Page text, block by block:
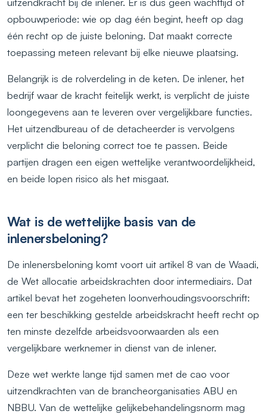
opbouwperiode: wie op dag één begint, heeft op dag
één recht op de juiste beloning. Dat maakt correcte
toepassing meteen relevant bij elke nieuwe plaatsing.
Belangrijk is de rolverdeling in de keten. De inlener, het
bedrijf waar de kracht feitelijk werkt, is verplicht de juiste
loongegevens aan te leveren over vergelijkbare functies.
Het uitzendbureau of de detacheerder is vervolgens
verplicht die beloning correct toe te passen. Beide
partijen dragen een eigen wettelijke verantwoordelijkheid,
en beide lopen risico als het misgaat.
Wat is de wettelijke basis van de
inlenersbeloning?
De inlenersbeloning komt voort uit artikel 8 van de Waadi,
de Wet allocatie arbeidskrachten door intermediairs. Dat
artikel bevat het zogeheten loonverhoudingsvoorschrift:
een ter beschikking gestelde arbeidskracht heeft recht op
ten minste dezelfde arbeidsvoorwaarden als een
vergelijkbare werknemer in dienst van de inlener.
Deze wet werkte lange tijd samen met de cao voor
uitzendkrachten van de brancheorganisaties ABU en
NBBU. Van de wettelijke gelijkebehandelingsnorm mag